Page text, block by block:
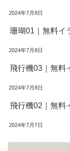
2024年7月8日
珊瑚01｜無料イ
2024年7月8日
飛行機03｜無料
2024年7月8日
飛行機02｜無料
2024年7月7日